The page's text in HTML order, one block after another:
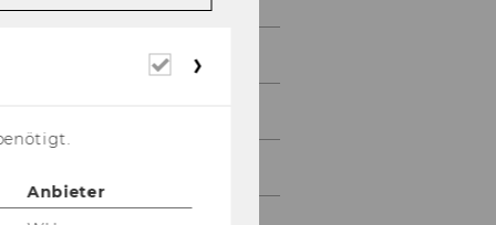
Erforderliche
Anbieter